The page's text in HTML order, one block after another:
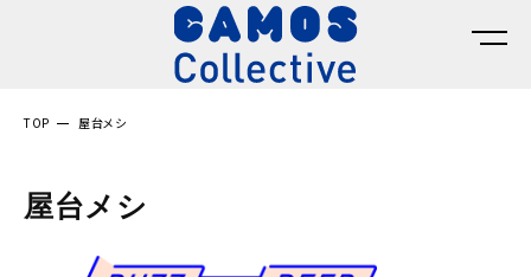
TOP 屋台メシ
屋台メシ